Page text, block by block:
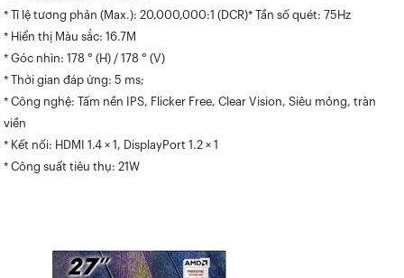
* Tỉ lệ tương phản (Max.): 20,000,000:1 (DCR)* Tần số quét: 75Hz
* Hiển thị Màu sắc: 16.7M
* Góc nhìn: 178 ° (H) / 178 ° (V)
* Thời gian đáp ứng: 5 ms;
* Công nghệ: Tấm nền IPS, Flicker Free, Clear Vision, Siêu mỏng, tràn
viền
* Kết nối: HDMI 1.4 × 1, DisplayPort 1.2 × 1
* Công suất tiêu thụ: 21W